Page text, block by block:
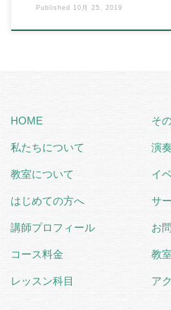
Published 10月 25, 2019
HOME
私たちについて
教室について
はじめての方へ
講師プロフィール
コース料金
レッスン科目
そ
演
イ
サ
お
教
ア